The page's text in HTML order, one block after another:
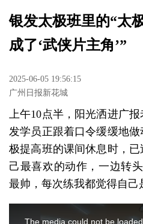
银发太极班里的“太
成了‘武侠片主角’”
2025-06-05 19:56:15
广州日报新花城
上午10点半，阳光洒进广
发学员正跟着口令缓缓地
极提高班的课间休息时，
己最喜欢的动作，一边转
最帅，每次练我都觉得自己
The media could not be